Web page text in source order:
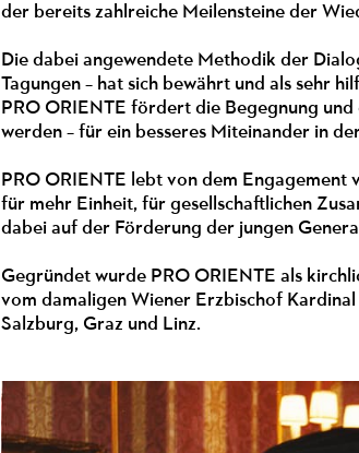
der bereits zahlreiche Meilensteine der
Die dabei angewendete Methodik der
Tagungen – hat sich bewährt und als sehr
PRO ORIENTE fördert die Begegnung
werden – für ein besseres Miteinander in
PRO ORIENTE lebt von dem Engagement
für mehr Einheit, für gesellschaftlichen
dabei auf der Förderung der jungen
Gegründet wurde PRO ORIENTE als
vom damaligen Wiener Erzbischof
Salzburg, Graz und Linz.